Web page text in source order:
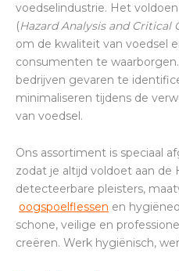
voedselindustrie. Het
(Hazard Analysis and Critical
om de kwaliteit van voedsel
consumenten te
bedrijven gevaren te
minimaliseren tijdens de
van voedsel.
Ons assortiment is speciaal
zodat je altijd voldoet aan de
detecteerbare pleisters,
oogspoelflessen en
schone, veilige en
creëren. Werk hygiënisch,